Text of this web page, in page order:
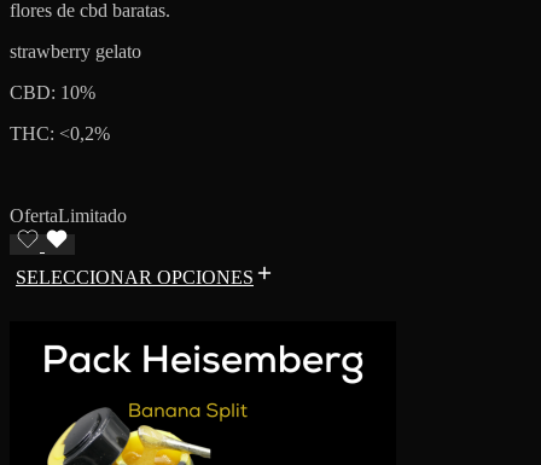
flores de cbd baratas.
strawberry gelato
CBD: 10%
THC: <0,2%
OfertaLimitado
SELECCIONAR OPCIONES